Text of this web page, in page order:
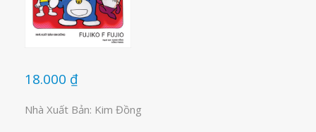
18.000 ₫
Nhà Xuất Bản: Kim Đồng